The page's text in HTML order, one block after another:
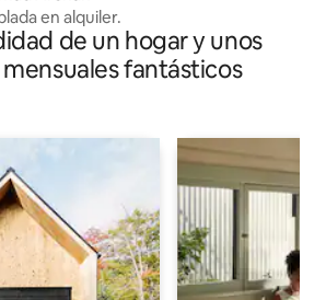
en alquiler.
de un hogar y unos
fantásticos